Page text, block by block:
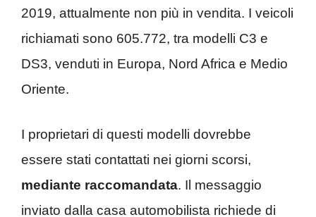
2019, attualmente non più in vendita. I veicoli
richiamati sono 605.772, tra modelli C3 e
DS3, venduti in Europa, Nord Africa e Medio
Oriente.
I proprietari di questi modelli dovrebbe
essere stati contattati nei giorni scorsi,
mediante raccomandata. Il messaggio
inviato dalla casa automobilista richiede di